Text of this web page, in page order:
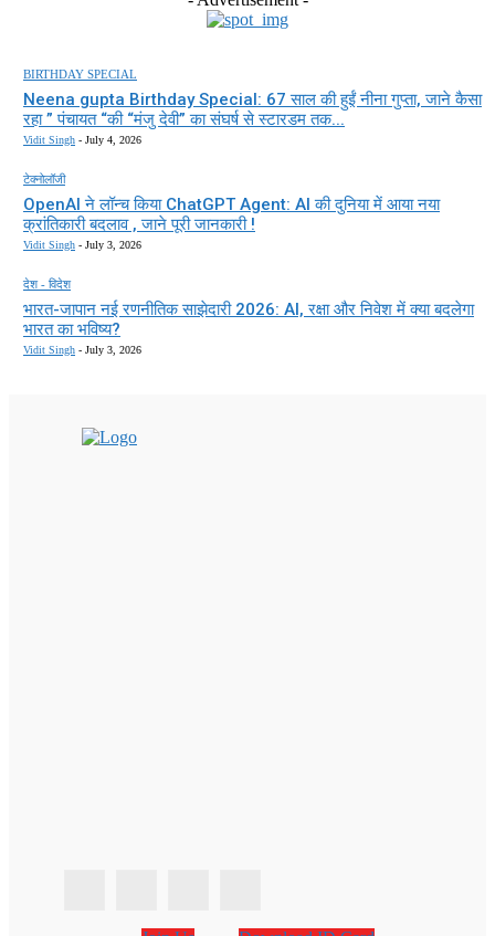
BIRTHDAY SPECIAL
Neena gupta Birthday Special: 67 साल की हुईं नीना गुप्ता, जाने कैसा
रहा ” पंचायत “की “मंजु देवी” का संघर्ष से स्टारडम तक...
Vidit Singh - July 4, 2026
टेक्नोलॉजी
OpenAI ने लॉन्च किया ChatGPT Agent: AI की दुनिया में आया नया
क्रांतिकारी बदलाव , जाने पूरी जानकारी !
Vidit Singh - July 3, 2026
देश - विदेश
भारत-जापान नई रणनीतिक साझेदारी 2026: AI, रक्षा और निवेश में क्या बदलेगा
भारत का भविष्य?
Vidit Singh - July 3, 2026